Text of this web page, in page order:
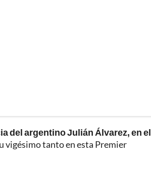
del argentino Julián Álvarez, en el
vigésimo tanto en esta Premier